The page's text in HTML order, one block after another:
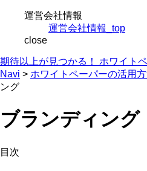
運営会社情報
運営会社情報_top
close
期待以上が見つかる！ ホワイト
Navi > ホワイトペーパーの活用
ング
ブランディング
目次